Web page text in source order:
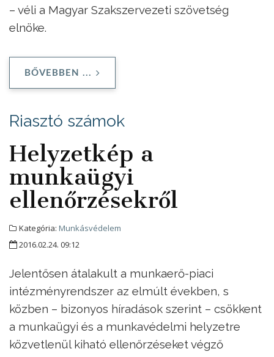
– véli a Magyar Szakszervezeti szövetség
elnöke.
BŐVEBBEN ...
Riasztó számok
Helyzetkép a
munkaügyi
ellenőrzésekről
Kategória: Munkásvédelem
2016.02.24. 09:12
Jelentősen átalakult a munkaerő-piaci
intézményrendszer az elmúlt években, s
közben – bizonyos híradások szerint – csökkent
a munkaügyi és a munkavédelmi helyzetre
közvetlenül kiható ellenőrzéseket végző